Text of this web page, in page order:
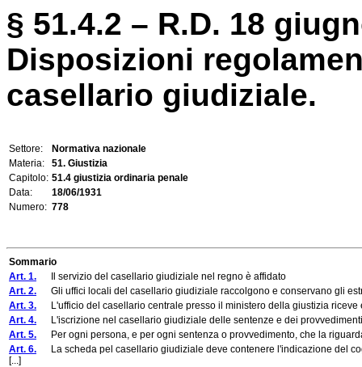
§ 51.4.2 – R.D. 18
Disposizioni
casellario giudiziale.
Settore:
Normativa nazionale
Materia:
51. Giustizia
Capitolo: 51.4 giustizia ordinaria penale
Data:
18/06/1931
Numero: 778
Sommario
Art. 1. Il servizio del casellario giudiziale nel regno è affidato
Art. 2. Gli uffici locali del casellario giudiziale raccolgono e conservano gli
Art. 3. L'ufficio del casellario centrale presso il ministero della giustizia riceve
Art. 4. L'iscrizione nel casellario giudiziale delle sentenze e dei
Art. 5. Per ogni persona, e per ogni sentenza o provvedimento, che la
Art. 6. La scheda pel casellario giudiziale deve contenere l'indicazione del
[...]